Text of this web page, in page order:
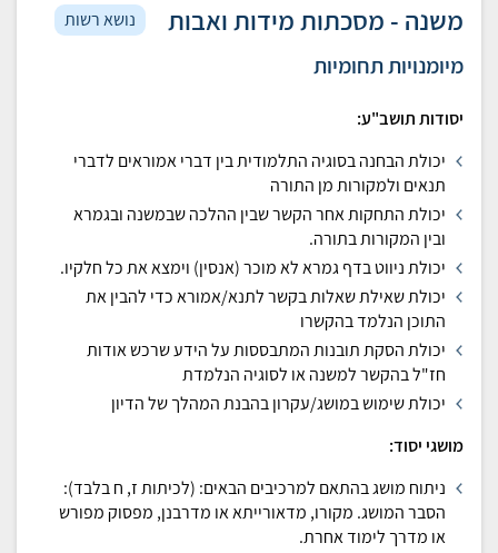
משנה - מסכתות מידות ואבות נושא רשות
מיומנויות תחומיות
יסודות תושב"ע:
יכולת הבחנה בסוגיה התלמודית בין דברי אמוראים לדברי
תנאים ולמקורות מן התורה
יכולת התחקות אחר הקשר שבין ההלכה שבמשנה ובגמרא
ובין המקורות בתורה.
יכולת ניווט בדף גמרא לא מוכר (אנסין) וימצא את כל חלקיו.
יכולת שאילת שאלות בקשר לתנא/אמורא כדי להבין את
התוכן הנלמד בהקשרו
יכולת הסקת תובנות המתבססות על הידע שרכש אודות
חז"ל בהקשר למשנה או לסוגיה הנלמדת
יכולת שימוש במושג/עקרון בהבנת המהלך של הדיון
מושגי יסוד:
ניתוח מושג בהתאם למרכיבים הבאים: (לכיתות ז, ח בלבד):
הסבר המושג. מקורו, מדאורייתא או מדרבנן, מפסוק מפורש
או מדרך לימוד אחרת.